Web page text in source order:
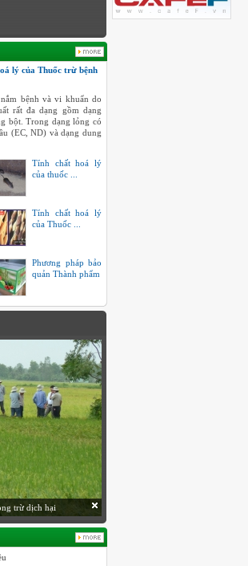
lý của Thuốc trừ bệnh
bệnh và vi khuẩn do
rất đa dạng gồm dạng
bột. Trong dạng lỏng có
(EC, ND) và dạng dung
Tính chất hoá lý
của thuốc ...
Tính chất hoá lý
của Thuốc ...
Phương pháp bảo
quản Thành phẩm
trừ dịch hại